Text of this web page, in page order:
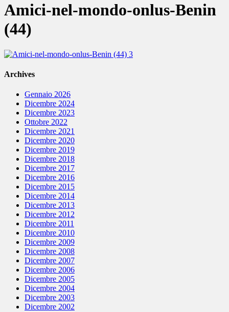
Amici-nel-mondo-onlus-Benin
(44)
Archives
Gennaio 2026
Dicembre 2024
Dicembre 2023
Ottobre 2022
Dicembre 2021
Dicembre 2020
Dicembre 2019
Dicembre 2018
Dicembre 2017
Dicembre 2016
Dicembre 2015
Dicembre 2014
Dicembre 2013
Dicembre 2012
Dicembre 2011
Dicembre 2010
Dicembre 2009
Dicembre 2008
Dicembre 2007
Dicembre 2006
Dicembre 2005
Dicembre 2004
Dicembre 2003
Dicembre 2002